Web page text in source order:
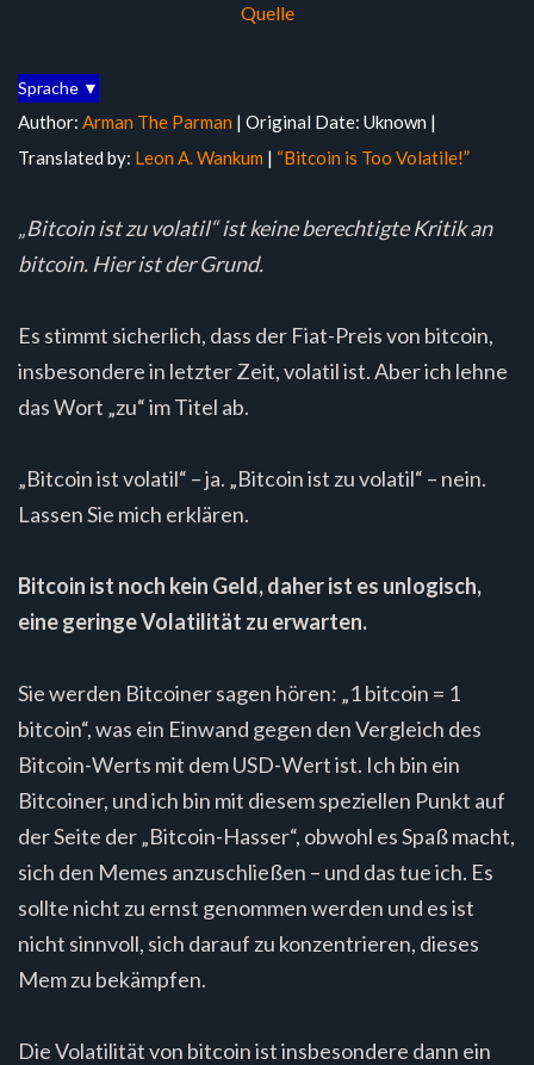
Quelle
Sprache ▼
Author: Arman The Parman | Original Date: Uknown |
Translated by: Leon A. Wankum | “Bitcoin is Too Volatile!”
„Bitcoin ist zu volatil“ ist keine berechtigte Kritik an
bitcoin. Hier ist der Grund.
Es stimmt sicherlich, dass der Fiat-Preis von bitcoin,
insbesondere in letzter Zeit, volatil ist. Aber ich lehne
das Wort „zu“ im Titel ab.
„Bitcoin ist volatil“ – ja. „Bitcoin ist zu volatil“ – nein.
Lassen Sie mich erklären.
Bitcoin ist noch kein Geld, daher ist es unlogisch,
eine geringe Volatilität zu erwarten.
Sie werden Bitcoiner sagen hören: „1 bitcoin = 1
bitcoin“, was ein Einwand gegen den Vergleich des
Bitcoin-Werts mit dem USD-Wert ist. Ich bin ein
Bitcoiner, und ich bin mit diesem speziellen Punkt auf
der Seite der „Bitcoin-Hasser“, obwohl es Spaß macht,
sich den Memes anzuschließen – und das tue ich. Es
sollte nicht zu ernst genommen werden und es ist
nicht sinnvoll, sich darauf zu konzentrieren, dieses
Mem zu bekämpfen.
Die Volatilität von bitcoin ist insbesondere dann ein